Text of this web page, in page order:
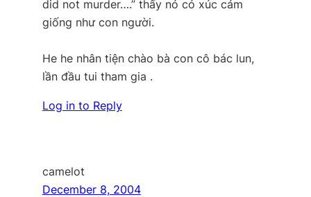
did not murder….” thấy nó có xúc cảm
giống như con người.
He he nhân tiện chào bà con cô bác lun,
lần đầu tui tham gia .
Log in to Reply
camelot
December 8, 2004